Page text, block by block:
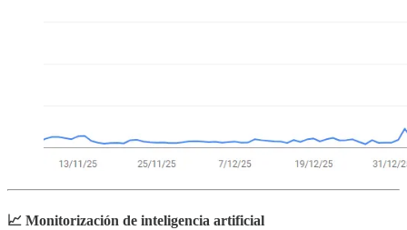
📈 Monitorización de inteligencia artificial